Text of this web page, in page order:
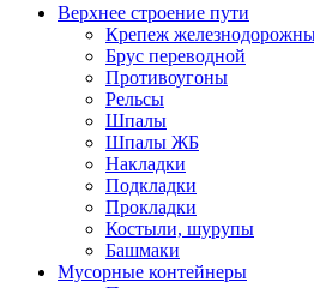
Верхнее строение пути
Крепеж
Брус переводной
Противоугоны
Рельсы
Шпалы
Шпалы ЖБ
Накладки
Подкладки
Прокладки
Костыли, шурупы
Башмаки
Мусорные контейнеры